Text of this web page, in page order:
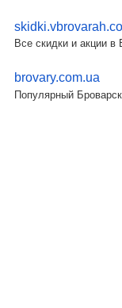
Все скидки и акции
brovary.com.ua
Популярный